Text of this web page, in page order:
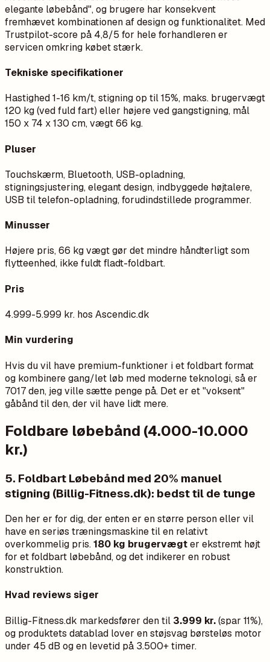
elegante løbebånd", og brugere har konsekvent
fremhævet kombinationen af design og funktionalitet. Med
Trustpilot-score på 4,8/5 for hele forhandleren er
servicen omkring købet stærk.
Tekniske specifikationer
Hastighed 1-16 km/t, stigning op til 15%, maks. brugervægt
120 kg (ved fuld fart) eller højere ved gangstigning, mål
150 x 74 x 130 cm, vægt 66 kg.
Pluser
Touchskærm, Bluetooth, USB-opladning,
stigningsjustering, elegant design, indbyggede højtalere,
USB til telefon-opladning, forudindstillede programmer.
Minusser
Højere pris, 66 kg vægt gør det mindre håndterligt som
flytteenhed, ikke fuldt fladt-foldbart.
Pris
4.999-5.999 kr. hos Ascendic.dk
Min vurdering
Hvis du vil have premium-funktioner i et foldbart format
og kombinere gang/let løb med moderne teknologi, så er
7017 den, jeg ville sætte penge på. Det er et "voksent"
gåbånd til den, der vil have lidt mere.
Foldbare løbebånd (4.000-10.000
kr.)
5. Foldbart Løbebånd med 20% manuel
stigning (Billig-Fitness.dk): bedst til de tunge
Den her er for dig, der enten er en større person eller vil
have en seriøs træningsmaskine til en relativt
overkommelig pris.180 kg brugervægter ekstremt højt
for et foldbart løbebånd, og det indikerer en robust
konstruktion.
Hvad reviews siger
Billig-Fitness.dk markedsfører den til 3.999 kr.(spar 11%),
og produktets datablad lover en støjsvag børsteløs motor
under 45 dB og en levetid på 3.500+ timer.